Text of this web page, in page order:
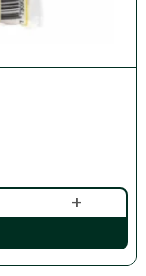
+